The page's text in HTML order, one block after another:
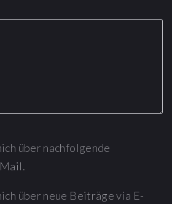
über nachfolgende
über neue Beiträge via E-